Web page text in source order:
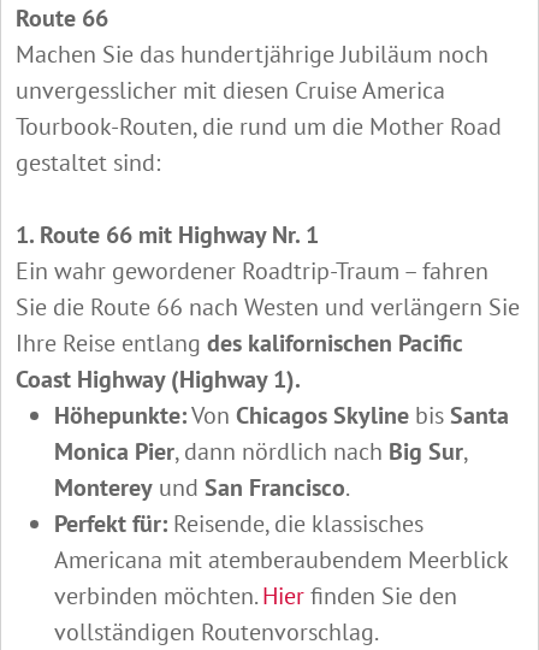
Route 66
Machen Sie das hundertjährige Jubiläum noch
unvergesslicher mit diesen Cruise America
Tourbook-Routen, die rund um die Mother Road
gestaltet sind:
1. Route 66 mit Highway Nr. 1
Ein wahr gewordener Roadtrip-Traum – fahren
Sie die Route 66 nach Westen und verlängern Sie
Ihre Reise entlang des kalifornischen Pacific
Coast Highway (Highway 1).
Höhepunkte:Von Chicagos Skyline bis Santa
Monica Pier, dann nördlich nach Big Sur,
Monterey und San Francisco.
Perfekt für: Reisende, die klassisches
Americana mit atemberaubendem Meerblick
verbinden möchten.Hierfinden Sie den
vollständigen Routenvorschlag.